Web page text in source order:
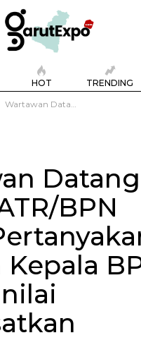
HOT TRENDING
Wartawan Datangi Kantor ATR/BPN Garut, Pertanyakan Ucapan Kepala BPN yang Dinilai Menyesatkan
BPN